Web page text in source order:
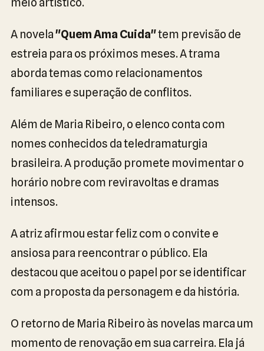
A novela"Quem Ama Cuida"tem previsão de
estreia para os próximos meses. A trama
aborda temas como relacionamentos
familiares e superação de conflitos.
Além de Maria Ribeiro, o elenco conta com
nomes conhecidos da teledramaturgia
brasileira. A produção promete movimentar o
horário nobre com reviravoltas e dramas
intensos.
A atriz afirmou estar feliz com o convite e
ansiosa para reencontrar o público. Ela
destacou que aceitou o papel por se identificar
com a proposta da personagem e da história.
O retorno de Maria Ribeiro às novelas marca um
momento de renovação em sua carreira. Ela já